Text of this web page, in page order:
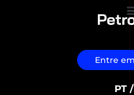
Entre
PT /